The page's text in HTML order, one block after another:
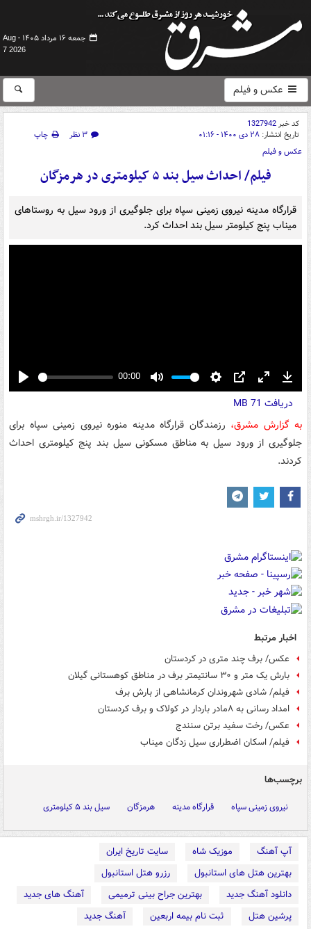
جمعه ۱۶ مرداد ۱۴۰۵ -
Aug
7 2026
عکس و فیلم
کد خبر1327942
تاریخ انتشار: ۲۸ دی ۱۴۰۰ - ۰۱:۱۶ ۳ نظر
چاپ
عکس و فیلم
فیلم/ احداث سیل بند ۵ کیلومتری در هرمزگان
قرارگاه مدینه نیروی زمینی سپاه برای جلوگیری از ورود سیل به روستاهای
میناب پنج کیلومتر سیل بند احداث کرد.
Play
00:00
Mute Settings
PIP Enter
fullscreen
دریافت 71 MB
به گزارش مشرق، رزمندگان قرارگاه مدینه منوره نیروی زمینی سپاه برای
جلوگیری از ورود سیل به مناطق مسکونی سیل بند پنج کیلومتری احداث
کردند.
اخبار مرتبط
عکس/ برف چند متری در کردستان
بارش یک متر و ۳۰ سانتیمتر برف در مناطق کوهستانی گیلان
فیلم/ شادی شهروندان کرمانشاهی از بارش برف
امداد رسانی به ۸مادر باردار در کولاک و برف کردستان
عکس/ رخت سفید برتن سنندج
فیلم/ اسکان اضطراری سیل زدگان میناب
برچسب‌ها
نیروی زمینی سپاه قرارگاه مدینه هرمزگان سیل بند ۵ کیلومتری
آپ آهنگ موزیک شاه
سایت تاریخ ایران
بهترین هتل های استانبول
رزرو هتل استانبول
دانلود آهنگ جدید
بهترین جراح بینی ترمیمی
آهنگ های جدید
پرشین هتل
ثبت نام بیمه اربعین
آهنگ جدید